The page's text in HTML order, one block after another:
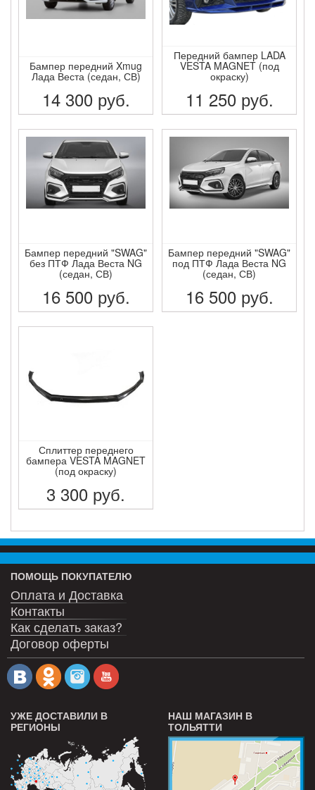
Бампер передний Xmug
Лада Веста (седан, СВ)
14 300 руб.
ПОДРОБНЕЕ
Передний бампер LADA
VESTA MAGNET (под
окраску)
11 250 руб.
ПОДРОБНЕЕ
Бампер передний "SWAG"
без ПТФ Лада Веста NG
(седан, СВ)
16 500 руб.
ПОДРОБНЕЕ
Бампер передний "SWAG"
под ПТФ Лада Веста NG
(седан, СВ)
16 500 руб.
Сплиттер переднего
бампера VESTA MAGNET
(под окраску)
3 300 руб.
ПОДРОБНЕЕ
ПОМОЩЬ ПОКУПАТЕЛЮ
Оплата и Доставка
Контакты
Как сделать заказ?
Договор оферты
УЖЕ ДОСТАВИЛИ В
РЕГИОНЫ
НАШ МАГАЗИН В
ТОЛЬЯТТИ